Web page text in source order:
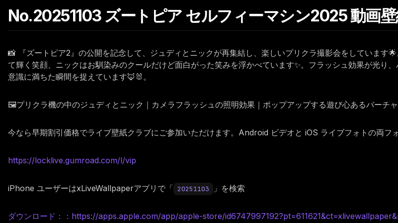
No.20251103 ズートピア セルフィーマシン2025 動画
📸 『ズートピア2』の公開を記念して、ジュディとニックが再集結し、楽しいプリクラ撮影会をしていま
て輝く笑顔、ニックはお馴染みのクールだけど面白がった笑みを浮かべています✨。フラッシュ効果が光り
意識に満ちた瞬間を捉えています🦊🐰。
🖼️プリクラ機の中のジュディとニック｜カメラフラッシュの照明効果｜ポップアップする遊び心あるバーチ
今なら早期割引価格でライブ壁紙クラブにご参加いただけます。Android ビデオと iOS ライブフォトの両フ
https://locklive.gumroad.com/l/vip
iPhone ユーザーはxLiveWallpaperアプリで「 20251103 」を検索
ダウンロード：：https://apps.apple.com/app/apple-store/